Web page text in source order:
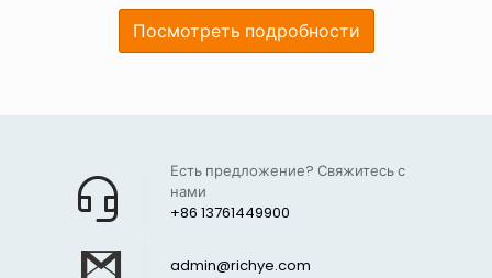
Посмотреть подробности
+86 13761449900
Есть предложение? Свяжитесь с
нами
admin@richye.com